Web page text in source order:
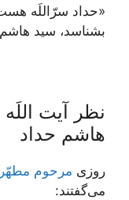
«حداد سرّاللَه
بشناسد، سید هاشم
نظر آیت
هاشم حداد
روزى مرحوم
مى‌گفتند: